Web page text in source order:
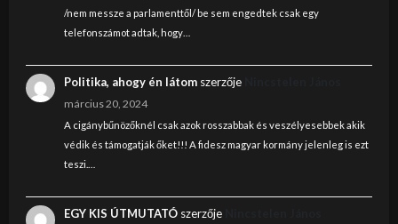
/nem messze a parlamenttől/ be sem engedtek csak egy
telefonszámot adtak, hogy…
Politika, ahogy én látomszerzője
március 20, 2024
A cigánybűnözőknél csak azok rosszabbak és veszélyesebbek akik
védik és támogatják őket!!! A fidesz magyar kormány jelenleg is ezt
teszi.…
EGY KIS ÚTMUTATÓszerzője